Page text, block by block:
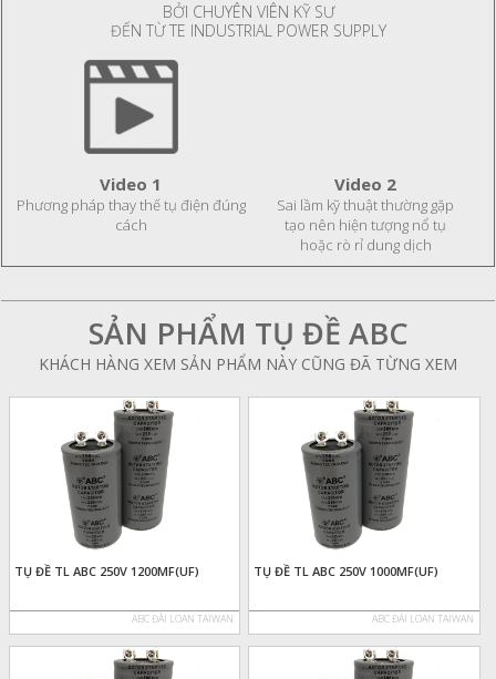
BỞI CHUYÊN VIÊN KỸ SƯ
ĐẾN TỪ TE INDUSTRIAL POWER SUPPLY
Video 1
Phương pháp thay thế tụ điện đúng
cách
Video 2
Sai lầm kỹ thuật thường gặp
tạo nên hiện tượng nổ tụ
hoặc rò rỉ dung dịch
SẢN PHẨM TỤ ĐỀ ABC
KHÁCH HÀNG XEM SẢN PHẨM NÀY CŨNG ĐÃ TỪNG XEM
TỤ ĐỀ TL ABC 250V 1200MF(UF)
ABC ĐÀI LOAN TAIWAN
TỤ ĐỀ TL ABC 250V 1000MF(UF)
ABC ĐÀI LOAN TAIWAN